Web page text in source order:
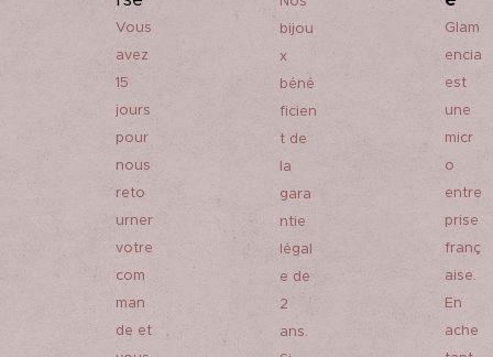
Vous
avez
15
jours
pour
nous
reto
urner
votre
com
man
de et
bijou
x
béné
ficien
t de
la
gara
ntie
légal
e de
2
ans.
Glam
encia
est
une
micr
o
entre
prise
franç
aise.
En
ache